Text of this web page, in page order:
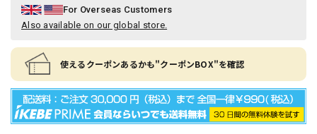
For Overseas Customers
Also available on our global store.
使えるクーポンあるかも"クーポンBOX"を確認